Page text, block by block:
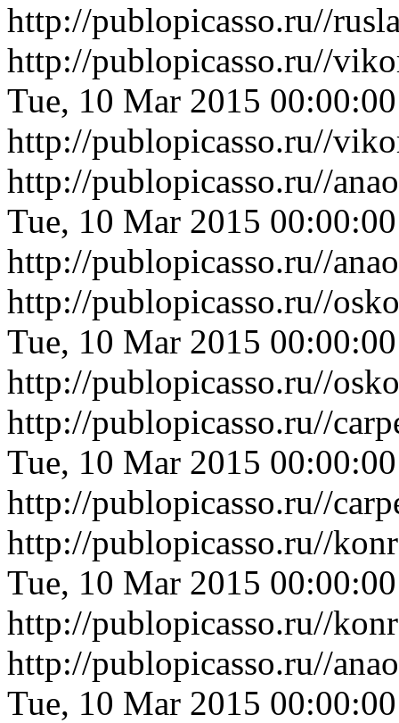
http://publopicasso.ru//
http://publopicasso.ru//
Tue, 10 Mar 2015
http://publopicasso.ru//
http://publopicasso.ru//
Tue, 10 Mar 2015
http://publopicasso.ru//
http://publopicasso.ru//
Tue, 10 Mar 2015
http://publopicasso.ru//
http://publopicasso.ru//
Tue, 10 Mar 2015
http://publopicasso.ru//
http://publopicasso.ru//
Tue, 10 Mar 2015
http://publopicasso.ru//
http://publopicasso.ru//
Tue, 10 Mar 2015